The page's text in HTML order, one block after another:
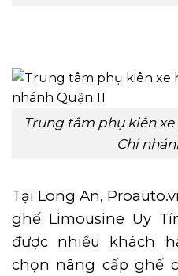
Trung tâm phụ kiên
Chi
Tại Long An,
ghế Limousine Uy
được nhiều khách
chọn nâng cấp ghế